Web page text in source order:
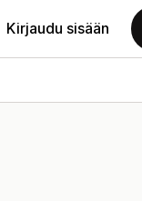
Kirjaudu sisään